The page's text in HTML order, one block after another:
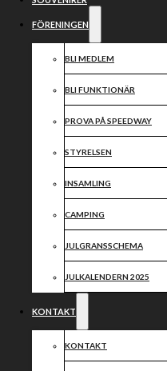
FÖRENINGEN
BLI MEDLEM
BLI FUNKTIONÄR
PROVA PÅ SPEEDWAY
STYRELSEN
INSAMLING
CAMPING
JULGRANSSCHEMA
JULKALENDERN 2025
KONTAKT
KONTAKT